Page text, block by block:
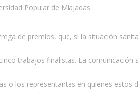
Popular de Miajadas.
de premios, que, si la situación
trabajos finalistas. La
o los representantes en quienes